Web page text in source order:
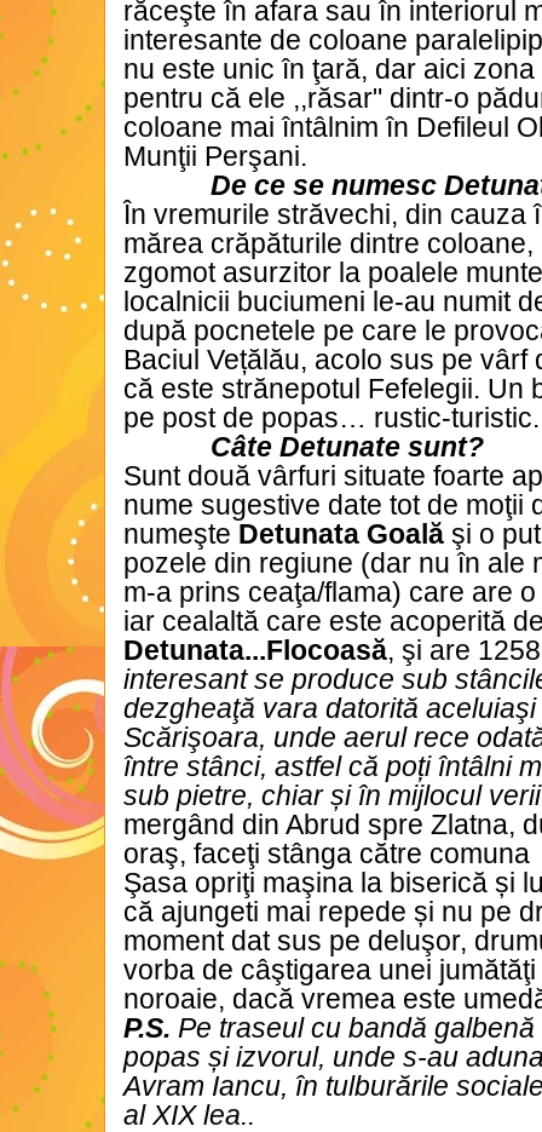
răceşte în afara sau în interiorul
interesante de coloane
nu este unic în ţară, dar aici
pentru că ele ,,răsar" dintr-o
coloane mai întâlnim în Defileul
Munţii Perşani.
De ce se numesc
În vremurile străvechi, din cauza
mărea crăpăturile dintre
zgomot asurzitor la poalele
localnicii buciumeni le-au numit
după pocnetele pe care le
Baciul Vețălău, acolo sus pe vârf
că este strănepotul Fefelegii. Un
pe post de popas… rustic-turistic.
Câte Detunate sunt?
Sunt două vârfuri situate foarte
nume sugestive date tot de moţii
numeşte Detunata Goală şi o
pozele din regiune (dar nu în ale
m-a prins ceaţa/flama) care are
iar cealaltă care este acoperită
Detunata...Flocoasă, şi are
interesant se produce sub
dezgheaţă vara datorită
Scărişoara, unde aerul rece
între stânci, astfel că poți întâlni
sub pietre, chiar și în mijlocul
mergând din Abrud spre Zlatna,
oraş, faceţi stânga către comuna
Şasa opriţi maşina la biserică și
că ajungeti mai repede și nu pe
moment dat sus pe deluşor,
vorba de câştigarea unei
noroaie, dacă vremea este
P.S. Pe traseul cu bandă
popas și izvorul, unde s-au
Avram Iancu, în tulburările
al XIX lea..